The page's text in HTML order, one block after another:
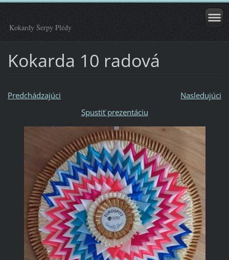
Kokardy Šerpy Plédy
Kokarda 10 radová
Predchádzajúci
Nasledujúci
Spustiť prezentáciu